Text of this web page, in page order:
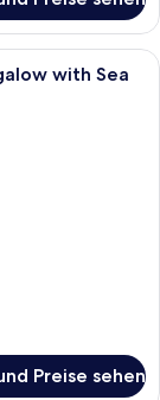
Weg führt zu
with Sea
Preise sehen